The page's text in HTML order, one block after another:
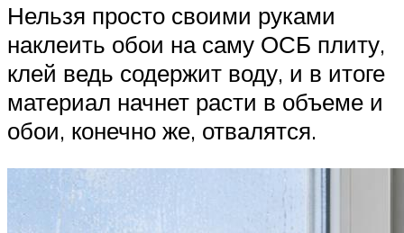
Нельзя просто своими руками
наклеить обои на саму ОСБ плиту,
клей ведь содержит воду, и в итоге
материал начнет расти в объеме и
обои, конечно же, отвалятся.